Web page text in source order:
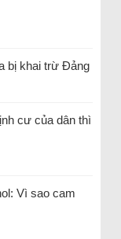
bị khai trừ Đảng
cư của dân thì
Vì sao cam